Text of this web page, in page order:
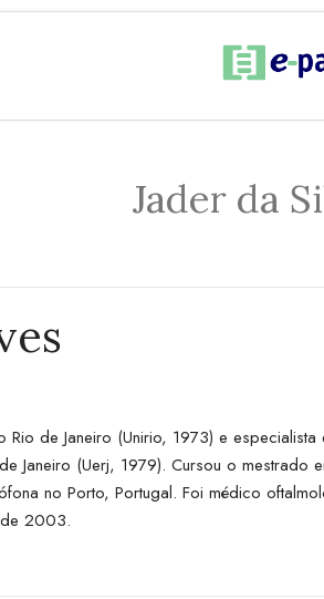
Jader da
de Janeiro (Unirio, 1973) e
Janeiro (Uerj, 1979). Cursou o
no Porto, Portugal. Foi médico
2003.